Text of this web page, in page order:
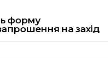
форму
на захід